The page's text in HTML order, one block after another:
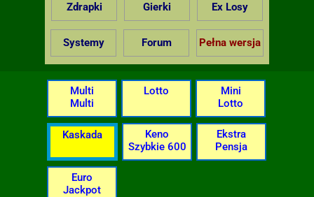
Zdrapki Gierki Ex Losy
Systemy Forum Pełna wersja
Multi
Multi
Lotto
Mini
Lotto
Kaskada
Keno
Szybkie 600
Ekstra
Pensja
Euro
Jackpot